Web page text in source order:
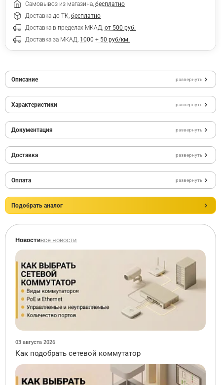
Самовывоз из магазина, бесплатно
Доставка до ТК, бесплатно
Доставка в пределах МКАД, от 500 руб.
Доставка за МКАД, 1000 + 50 руб/км.
Описание развернуть
Характеристики развернуть
Документация развернуть
Доставка развернуть
Оплата развернуть
Подобрать аналог
Новостивсе новости
03 августа 2026
Как подобрать сетевой коммутатор